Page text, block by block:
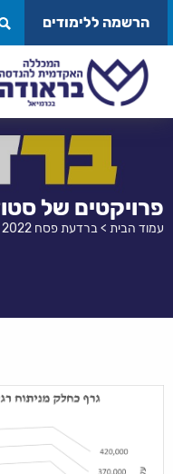
לתוכן
הרשמה ללימודים
פרויקטים של
עמוד הבית >ברדעת פסח 2022